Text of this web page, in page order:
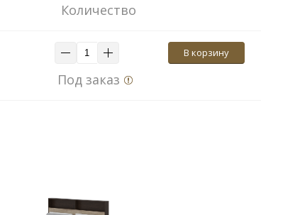
Количество
В корзину
Под заказ